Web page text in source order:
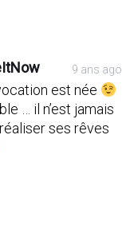
9 ans ago
est née
… il n’est jamais
ses rêves